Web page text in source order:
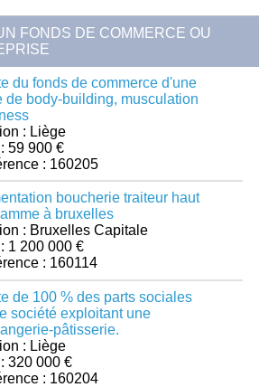
FONDS DE COMMERCE OU
du fonds de commerce d'une
de body-building, musculation
: Liège
59 900 €
: 160205
boucherie traiteur haut
à bruxelles
: Bruxelles Capitale
1 200 000 €
: 160114
de 100 % des parts sociales
société exploitant une
pâtisserie.
: Liège
320 000 €
: 160204